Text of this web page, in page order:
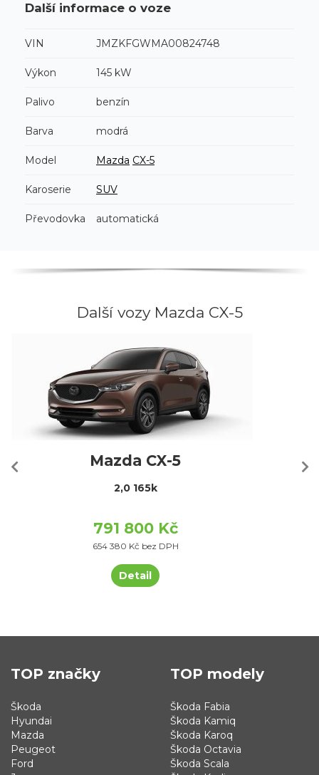
Další informace o voze
VIN JMZKFGWMA00824748
Výkon 145 kW
Palivo benzín
Barva modrá
Model Mazda CX-5
Karoserie SUV
Převodovka automatická
Další vozy Mazda CX-5
Mazda CX-5
2,0 165k
791 800 Kč
654 380 Kč bez DPH
Detail
TOP značky
Škoda
Hyundai
Mazda
Peugeot
Ford
TOP modely
Škoda Fabia
Škoda Kamiq
Škoda Karoq
Škoda Octavia
Škoda Scala